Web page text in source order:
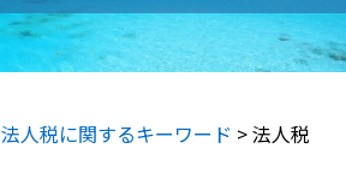
法人税に関するキーワード >法人税